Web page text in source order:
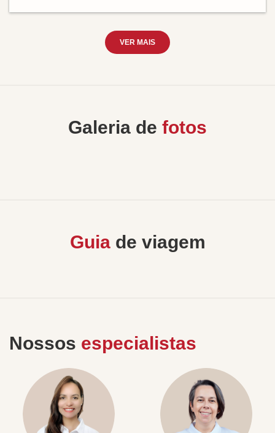
VER MAIS
Galeria de fotos
Guiade viagem
Nossos especialistas